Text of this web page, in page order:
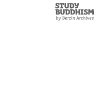
Study
Buddhism